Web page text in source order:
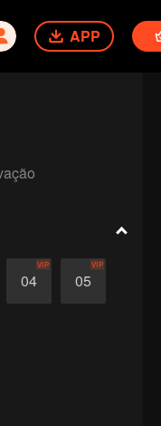
APP
04
VIP
05
VIP